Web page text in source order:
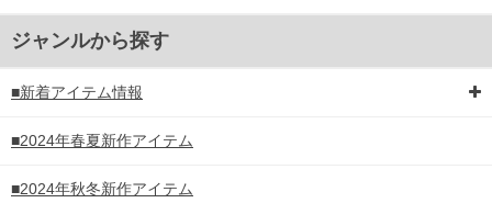
DETAIL
ジャンルから探す
■新着アイテム情報
■2024年春夏新作アイテム
■2024年秋冬新作アイテム